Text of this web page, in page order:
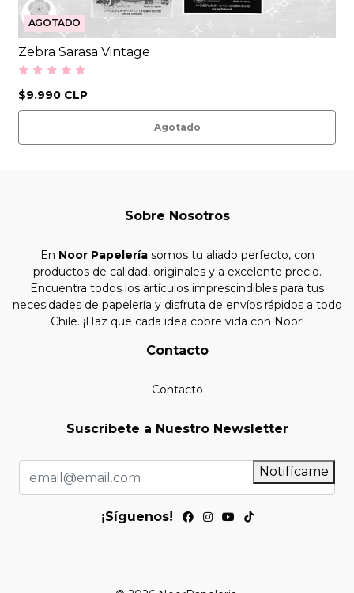
AGOTADO
Zebra Sarasa Vintage
$9.990 CLP
Agotado
Sobre Nosotros
En Noor Papeleríasomos tu aliado perfecto, con
productos de calidad, originales y a excelente precio.
Encuentra todos los artículos imprescindibles para tus
necesidades de papelería y disfruta de envíos rápidos a todo
Chile. ¡Haz que cada idea cobre vida con Noor!
Contacto
Contacto
Suscríbete a Nuestro Newsletter
Notifícame
¡Síguenos!